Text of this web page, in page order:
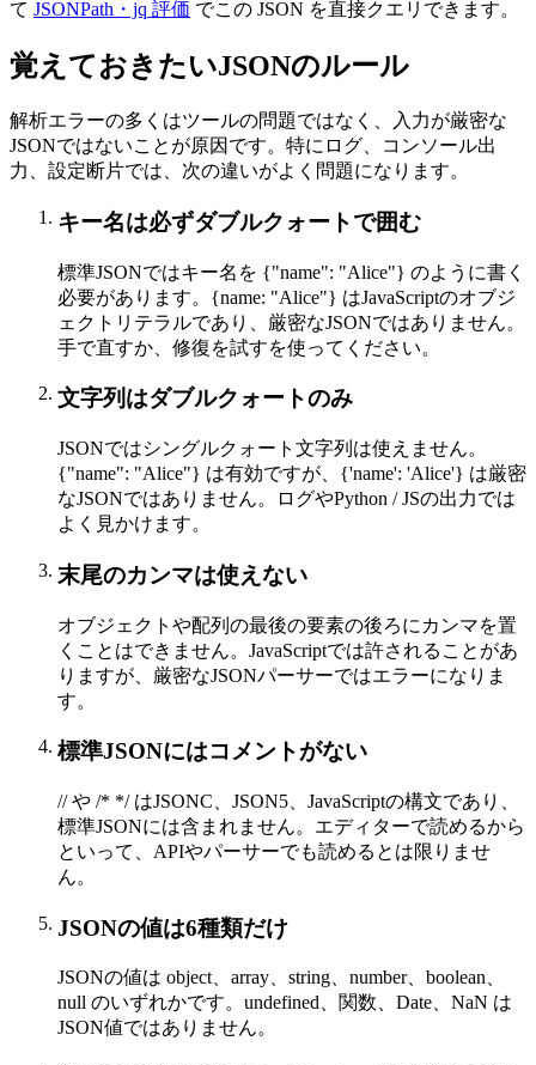
て JSONPath・jq 評価 でこの JSON を直接クエリできます。
覚えておきたいJSONのルール
解析エラーの多くはツールの問題ではなく、入力が厳密な
JSONではないことが原因です。特にログ、コンソール出
力、設定断片では、次の違いがよく問題になります。
キー名は必ずダブルクォートで囲む
標準JSONではキー名を {"name": "Alice"} のように書く
必要があります。{name: "Alice"} はJavaScriptのオブジ
ェクトリテラルであり、厳密なJSONではありません。
手で直すか、修復を試すを使ってください。
文字列はダブルクォートのみ
JSONではシングルクォート文字列は使えません。
{"name": "Alice"} は有効ですが、{'name': 'Alice'} は厳密
なJSONではありません。ログやPython / JSの出力では
よく見かけます。
末尾のカンマは使えない
オブジェクトや配列の最後の要素の後ろにカンマを置
くことはできません。JavaScriptでは許されることがあ
りますが、厳密なJSONパーサーではエラーになりま
す。
標準JSONにはコメントがない
// や /* */ はJSONC、JSON5、JavaScriptの構文であり、
標準JSONには含まれません。エディターで読めるから
といって、APIやパーサーでも読めるとは限りませ
ん。
JSONの値は6種類だけ
JSONの値は object、array、string、number、boolean、
null のいずれかです。undefined、関数、Date、NaN は
JSON値ではありません。